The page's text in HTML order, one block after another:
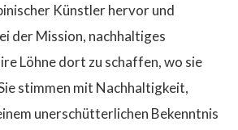
Künstler hervor und
der Mission, nachhaltiges
Löhne dort zu schaffen, wo sie
stimmen mit Nachhaltigkeit,
unerschütterlichen Bekenntnis